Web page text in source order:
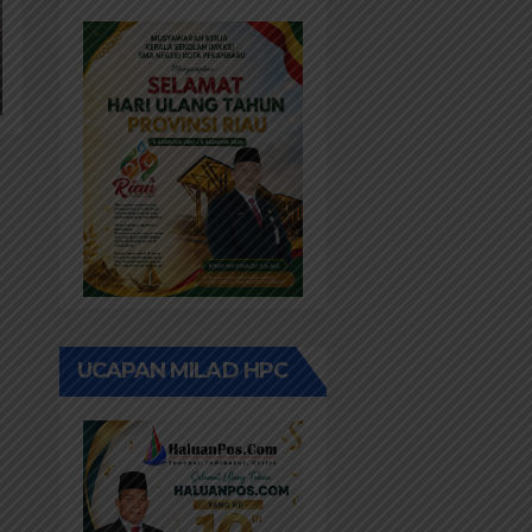
Rehab
Sekolah
Harus
Diprioritaskan
UCAPAN MILAD HPC